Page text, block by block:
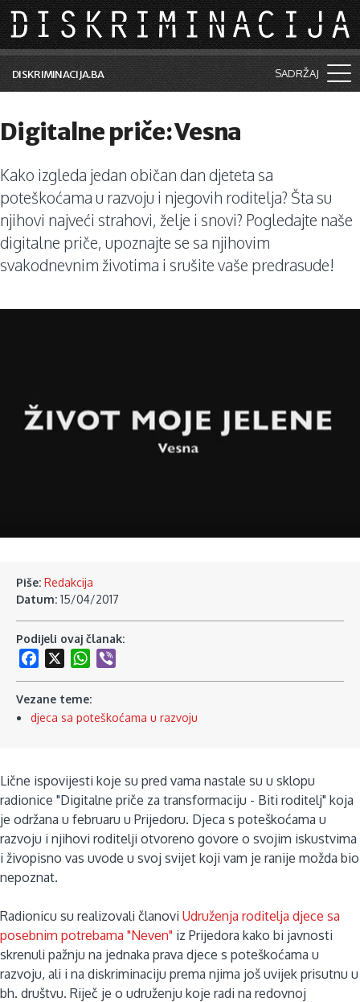
Skip to main content
DISKRIMINACIJA.BA SADRŽAJ
Vijesti i događaji
Aktuelne teme
Kolumne
Lične priče
Saradnja sa medijima
Pretraga
Digitalne priče: Vesna
Kako izgleda jedan običan dan djeteta sa
poteškoćama u razvoju i njegovih roditelja? Šta su
njihovi najveći strahovi, želje i snovi? Pogledajte naše
digitalne priče, upoznajte se sa njihovim
svakodnevnim životima i srušite vaše predrasude!
Piše: Redakcija
Datum: 15/04/2017
Podijeli ovaj članak:
Facebook
WhatsApp
Vezane teme:
djeca sa poteškoćama u razvoju
Lične ispovijesti koje su pred vama nastale su u sklopu
radionice "Digitalne priče za transformaciju - Biti roditelj" koja
je održana u februaru u Prijedoru. Djeca s poteškoćama u
razvoju i njihovi roditelji otvoreno govore o svojim iskustvima
i živopisno vas uvode u svoj svijet koji vam je ranije možda bio
nepoznat.
Radionicu su realizovali članovi Udruženja roditelja djece sa
posebnim potrebama "Neven" iz Prijedora kako bi javnosti
skrenuli pažnju na jednaka prava djece s poteškoćama u
razvoju, ali i na diskriminaciju prema njima još uvijek prisutnu u
bh. društvu. Riječ je o udruženju koje radi na redovnoj